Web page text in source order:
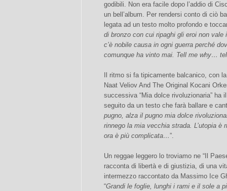
godibili. Non era facile dopo l’addio di
un bell’album. Per rendersi conto di ciò
legata ad un testo molto profondo e
di bronzo con cui ripaghi gli eroi non
c’è nobile causa in ogni guerra perché
comunque ha vinto mai. Tell me why…
Il ritmo si fa tipicamente balcanico, con
Naat Veliov And The Original Kocani
successiva “Mia dolce rivoluzionaria”
seguito da un testo che farà ballare e
pugno, alza il pugno mia dolce
rinnego la mia vecchia strada. L’utopia
ora è più complicata…”.
Un reggae leggero lo troviamo ne “Il
racconta di libertà e di giustizia, di una
intermezzo raccontato da Massimo Ice
“Grandi le foglie, lunghi i rami e il sole a